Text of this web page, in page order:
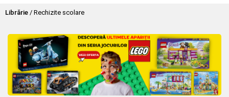
Librărie / Rechizite scolare